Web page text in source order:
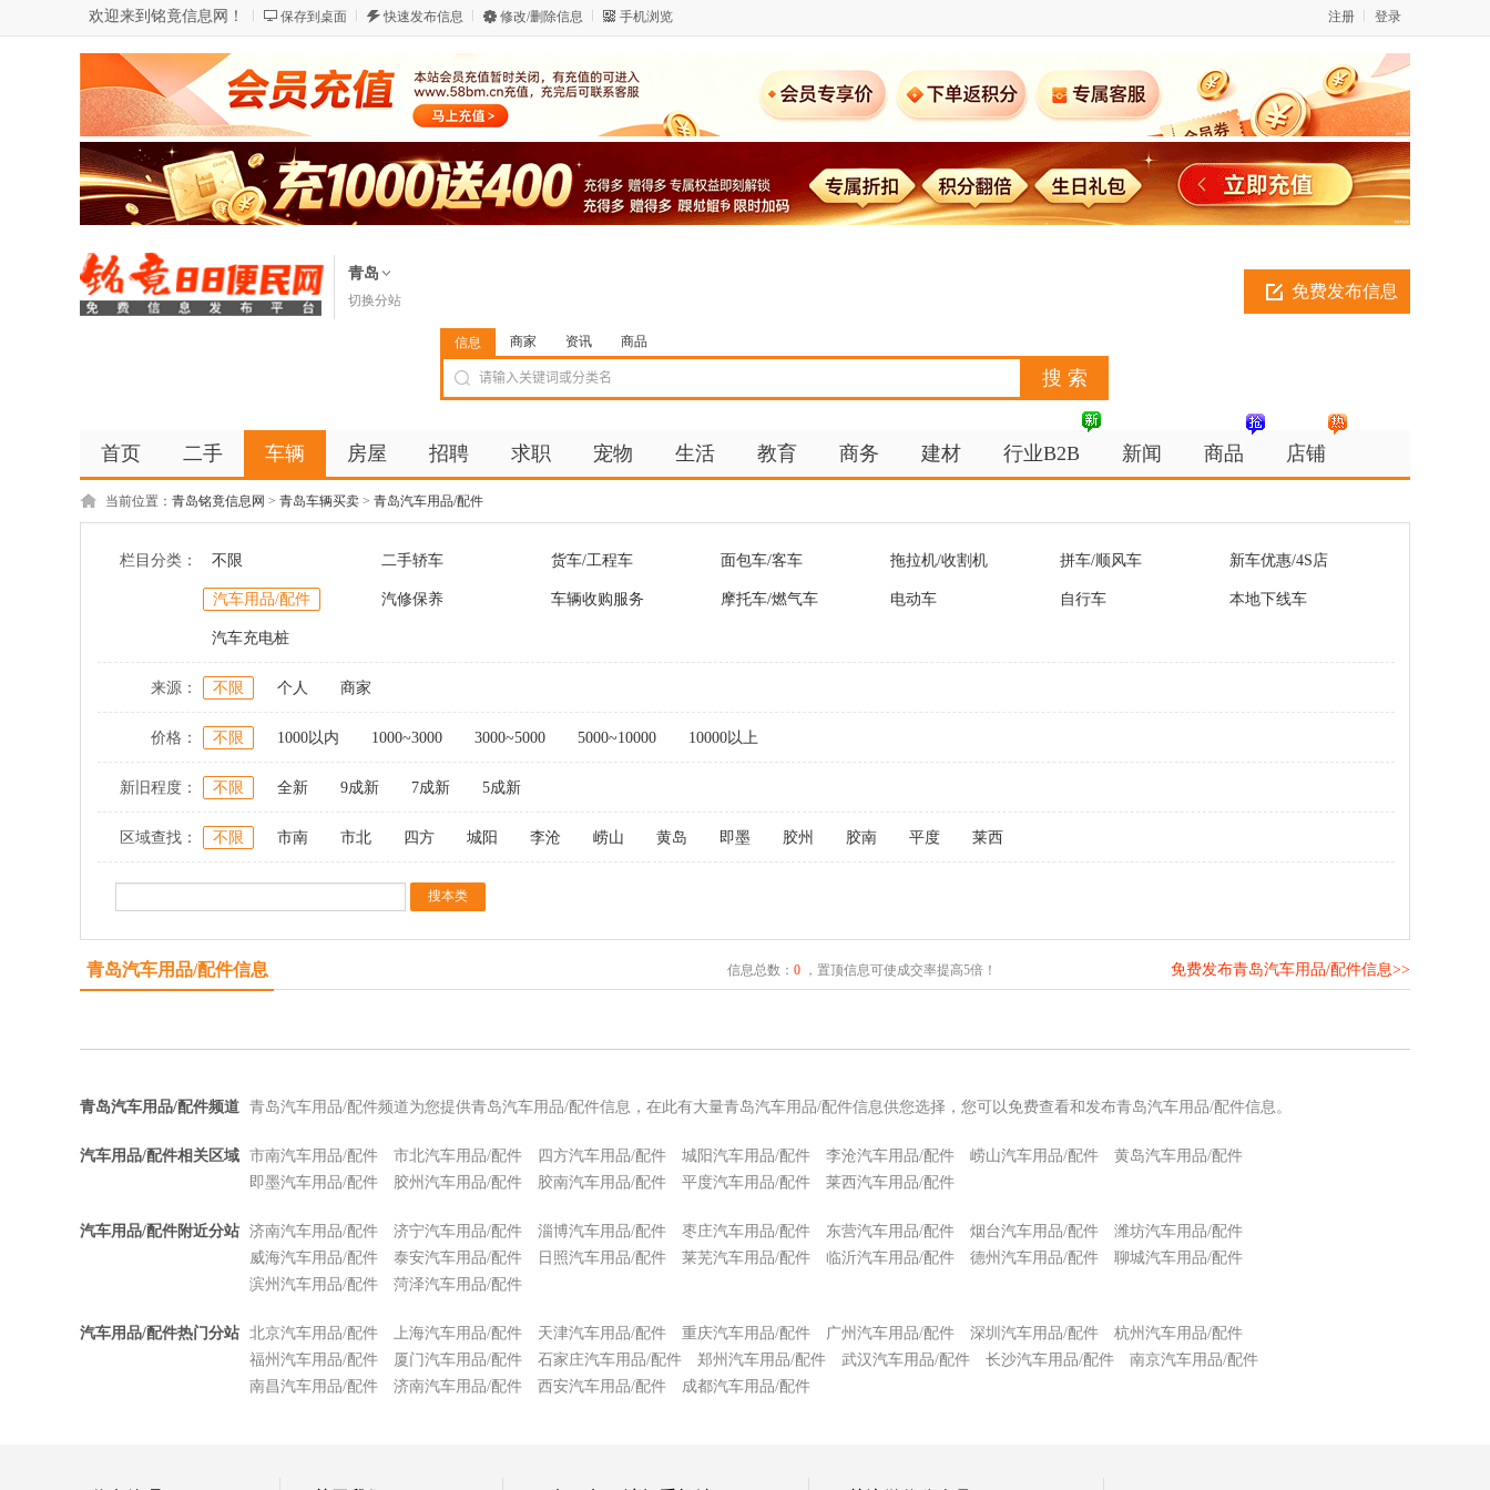
欢迎来到铭竟信息网！ 保存到桌面 快速发布信息 修改/删除信息 手机浏览 登录
注册
青岛
切换分站 免费发布信息
信息 商家 资讯 商品
首页 二手 车辆 房屋 招聘 求职 宠物 生活 教育 商务 建材 行业B2B 新闻 商品 店铺
当前位置： 青岛铭竟信息网 > 青岛车辆买卖 > 青岛汽车用品/配件
栏目分类： 不限 二手轿车 货车/工程车 面包车/客车 拖拉机/收割机 拼车/顺风车 新车优惠/4S店
汽车用品/配件 汽修保养 车辆收购服务 摩托车/燃气车 电动车 自行车 本地下线车
汽车充电桩
来源： 不限 个人 商家
价格： 不限 1000以内 1000~3000 3000~5000 5000~10000 10000以上
新旧程度： 不限 全新 9成新 7成新 5成新
区域查找： 不限 市南 市北 四方 城阳 李沧 崂山 黄岛 即墨 胶州 胶南 平度 莱西
青岛汽车用品/配件信息 信息总数： 0，置顶信息可使成交率提高5倍！ 免费发布青岛汽车用品/配件信息>>
青岛汽车用品/配件频道 青岛汽车用品/配件频道为您提供青岛汽车用品/配件信息，在此有大量青岛汽车用品/配件信息供您选择，您可以免费查看和发布青岛汽车用品/配件信息。
汽车用品/配件相关区域 市南汽车用品/配件 市北汽车用品/配件 四方汽车用品/配件 城阳汽车用品/配件 李沧汽车用品/配件 崂山汽车用品/配件
黄岛汽车用品/配件
即墨汽车用品/配件
胶州汽车用品/配件 胶南汽车用品/配件 平度汽车用品/配件 莱西汽车用品/配件
汽车用品/配件附近分站 济南汽车用品/配件 济宁汽车用品/配件 淄博汽车用品/配件 枣庄汽车用品/配件 东营汽车用品/配件 烟台汽车用品/配件
潍坊汽车用品/配件
威海汽车用品/配件
泰安汽车用品/配件 日照汽车用品/配件 莱芜汽车用品/配件 临沂汽车用品/配件 德州汽车用品/配件
聊城汽车用品/配件
滨州汽车用品/配件
菏泽汽车用品/配件
汽车用品/配件热门分站 北京汽车用品/配件 上海汽车用品/配件 天津汽车用品/配件 重庆汽车用品/配件 广州汽车用品/配件 深圳汽车用品/配件
杭州汽车用品/配件
福州汽车用品/配件
厦门汽车用品/配件 石家庄汽车用品/配件 郑州汽车用品/配件 武汉汽车用品/配件 长沙汽车用品/配件
南京汽车用品/配件
南昌汽车用品/配件
济南汽车用品/配件 西安汽车用品/配件 成都汽车用品/配件